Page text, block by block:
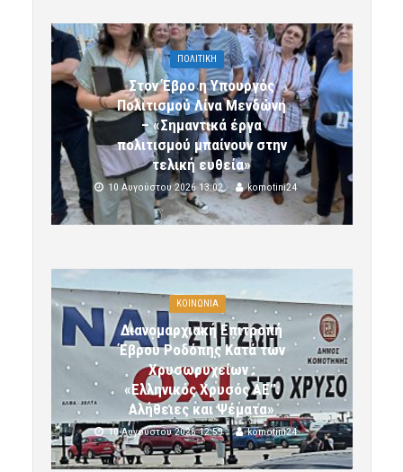
ΠΟΛΙΤΙΚΗ
Στον Έβρο η Υπουργός
Πολιτισμού Λίνα Μενδώνη
– «Σημαντικά έργα
πολιτισμού μπαίνουν στην
τελική ευθεία»
10 Αυγούστου 2026 13:02 komotini24
ΚΟΙΝΩΝΙΑ
Διανομαρχιακή Επιτροπή
Έβρου Ροδόπης Κατά των
Χρυσωρυχείων :
«Ελληνικός Χρυσός ΑΕ”:
Αλήθειες και Ψέματα»
10 Αυγούστου 2026 12:59 komotini24